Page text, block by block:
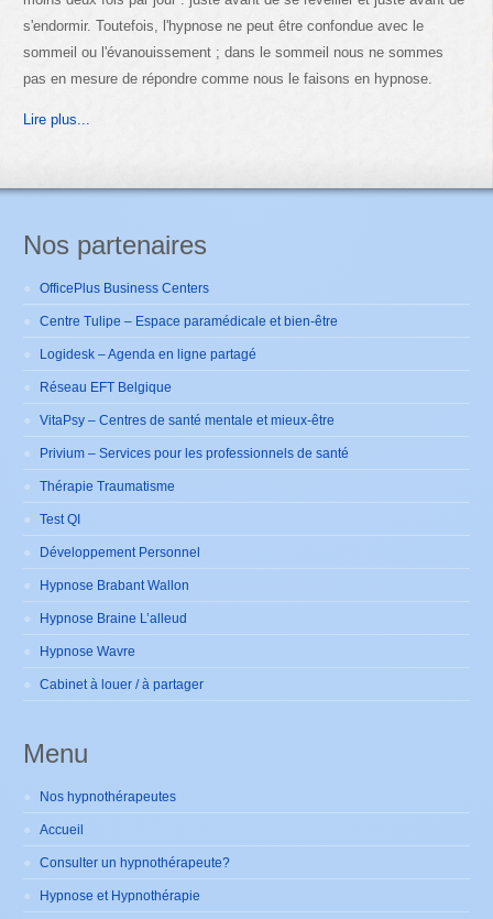
s'endormir. Toutefois, l'hypnose ne peut être confondue avec le
sommeil ou l'évanouissement ; dans le sommeil nous ne sommes
pas en mesure de répondre comme nous le faisons en hypnose.
Lire plus...
Nos partenaires
OfficePlus Business Centers
Centre Tulipe – Espace paramédicale et bien-être
Logidesk – Agenda en ligne partagé
Réseau EFT Belgique
VitaPsy – Centres de santé mentale et mieux-être
Privium – Services pour les professionnels de santé
Thérapie Traumatisme
Test QI
Développement Personnel
Hypnose Brabant Wallon
Hypnose Braine L’alleud
Hypnose Wavre
Cabinet à louer / à partager
Menu
Nos hypnothérapeutes
Accueil
Consulter un hypnothérapeute?
Hypnose et Hypnothérapie